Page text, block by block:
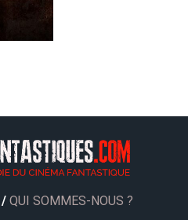
/ QUI SOMMES-NOUS ?